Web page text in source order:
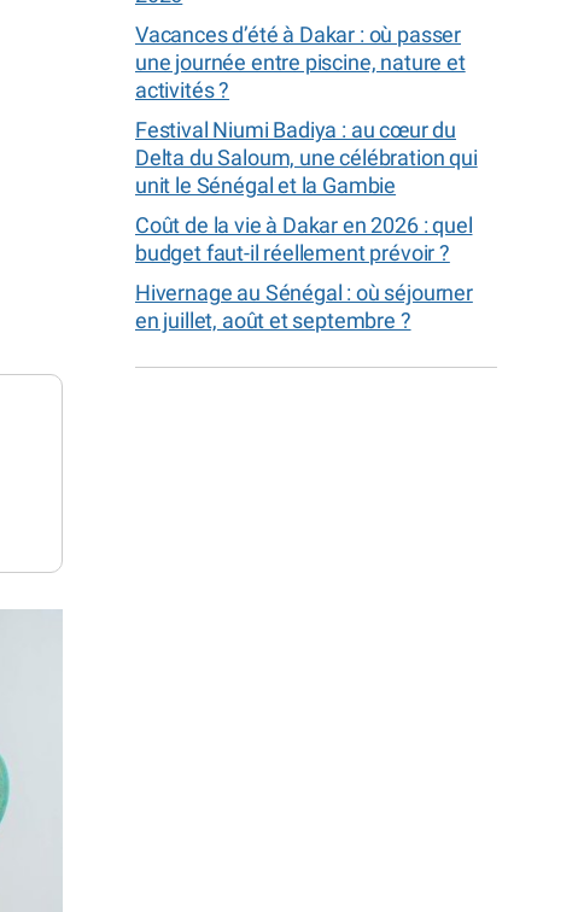
Vacances d’été à Dakar : où passer
une journée entre piscine, nature et
activités ?
Festival Niumi Badiya : au cœur du
Delta du Saloum, une célébration qui
unit le Sénégal et la Gambie
Coût de la vie à Dakar en 2026 : quel
budget faut-il réellement prévoir ?
Hivernage au Sénégal : où séjourner
en juillet, août et septembre ?